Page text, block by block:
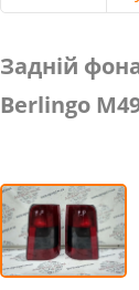
Задній
Berlingo